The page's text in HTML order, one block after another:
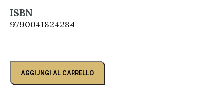
ISBN
9790041824284
AGGIUNGI AL CARRELLO